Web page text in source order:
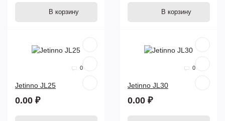
В корзину В корзину
0
Jetinno JL25
0.00 ₽
0
Jetinno JL30
0.00 ₽